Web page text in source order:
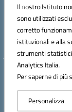
Il nostro Istituto
sono utilizzati
corretto
istituzionali e alla
strumenti statistici
Analytics Italia.
Per saperne di più
Personalizza
Codice fiscale:
Codice
Codice Indice delle
Codice unico di